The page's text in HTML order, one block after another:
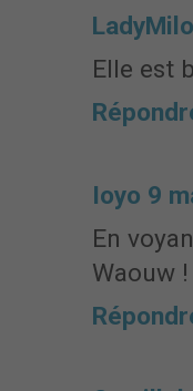
Elle est
Ioyo 9
En
Waouw !